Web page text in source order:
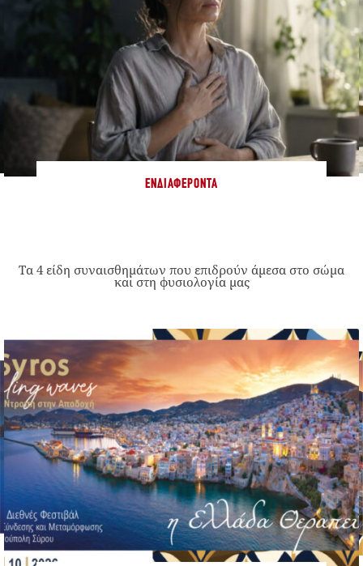
ΕΝΔΙΑΦΈΡΟΝΤΑ
Τα 4 είδη συναισθημάτων που επιδρούν άμεσα στο σώμα
και στη φυσιολογία μας